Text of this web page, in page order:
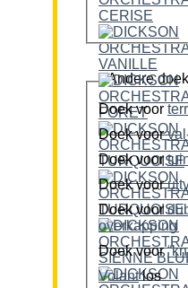
Andere
Doek voor
Doek voor
Doek voor
Doek voor
Doek voor
overkapping
Doek voor
Volantlos